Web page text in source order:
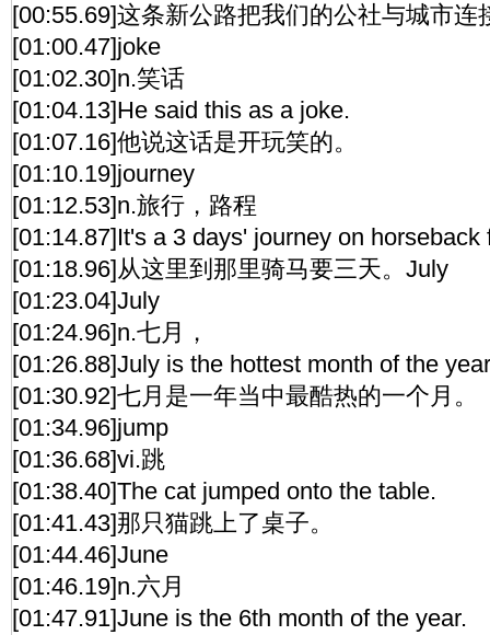
[00:55.69]这条新公路把我们的公社与城市连
[01:00.47]joke
[01:02.30]n.笑话
[01:04.13]He said this as a joke.
[01:07.16]他说这话是开玩笑的。
[01:10.19]journey
[01:12.53]n.旅行，路程
[01:14.87]It's a 3 days' journey on horseback
[01:18.96]从这里到那里骑马要三天。July
[01:23.04]July
[01:24.96]n.七月，
[01:26.88]July is the hottest month of the
[01:30.92]七月是一年当中最酷热的一个月。
[01:34.96]jump
[01:36.68]vi.跳
[01:38.40]The cat jumped onto the table.
[01:41.43]那只猫跳上了桌子。
[01:44.46]June
[01:46.19]n.六月
[01:47.91]June is the 6th month of the year.